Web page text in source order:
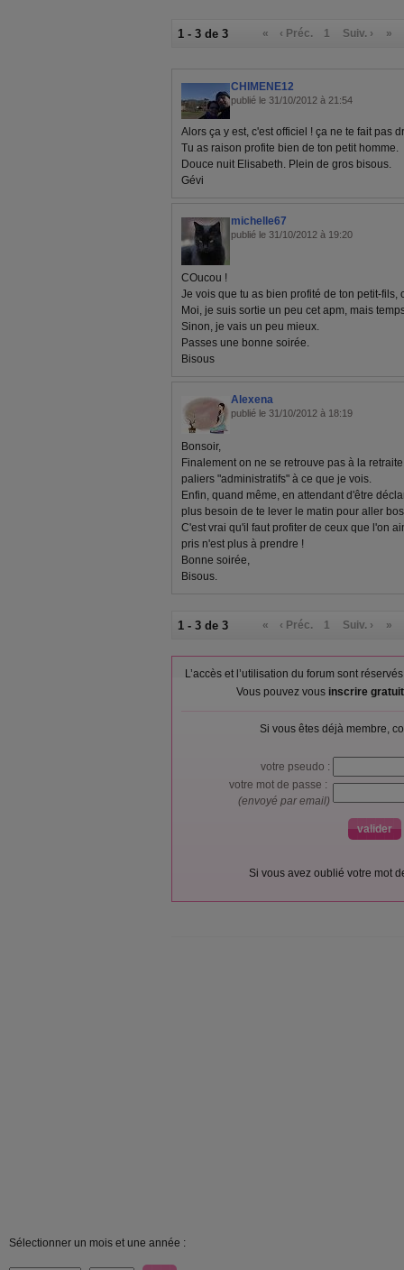
1 - 3 de 3 « ‹ Préc. 1 Suiv. › »
CHIMENE12
publié le 31/10/2012 à 21:54
Alors ça y est, c'est officiel ! ça ne te fait pas
Tu as raison profite bien de ton petit homme.
Douce nuit Elisabeth. Plein de gros bisous.
Gévi
michelle67
publié le 31/10/2012 à 19:20
COucou !
Je vois que tu as bien profité de ton petit-fils,
Moi, je suis sortie un peu cet apm, mais
Sinon, je vais un peu mieux.
Passes une bonne soirée.
Bisous
Alexena
publié le 31/10/2012 à 18:19
Bonsoir,
Finalement on ne se retrouve pas à la
paliers "administratifs" à ce que je vois.
Enfin, quand même, en attendant d'être
plus besoin de te lever le matin pour aller
C'est vrai qu'il faut profiter de ceux que l'on
pris n'est plus à prendre !
Bonne soirée,
Bisous.
1 - 3 de 3 « ‹ Préc. 1 Suiv. › »
L’accès et l’utilisation du forum sont
Vous pouvez vous inscrire
Si vous êtes déjà membre,
votre pseudo :
votre mot de passe :
(envoyé par email)
Si vous avez oublié votre mot
Sélectionner un mois et une année :